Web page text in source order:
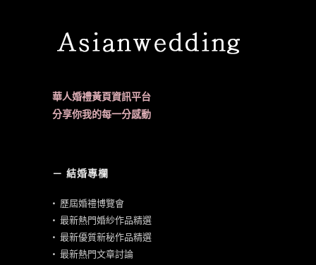
華人婚禮黃頁資訊平台
分享你我的每一分感動
－ 結婚專欄
• 歷屆婚禮博覽會
• 最新熱門婚紗作品精選
• 最新優質新秘作品精選
• 最新熱門文章討論